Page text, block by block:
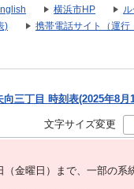
横浜市HP
) 携帯電話サイト（運行
向三丁目 時刻表(2025年8月
文字サイズ変更
金曜日）まで、⼀部の系